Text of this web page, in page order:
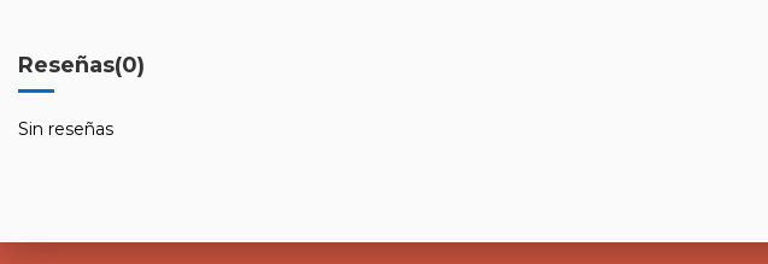
Reseñas(0)
Sin reseñas